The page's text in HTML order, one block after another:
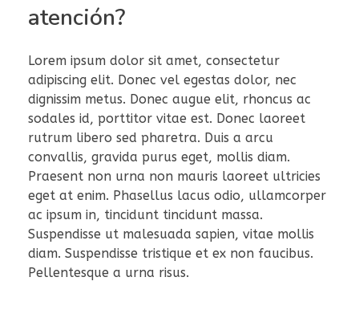
atención?
Lorem ipsum dolor sit amet, consectetur
adipiscing elit. Donec vel egestas dolor, nec
dignissim metus. Donec augue elit, rhoncus ac
sodales id, porttitor vitae est. Donec laoreet
rutrum libero sed pharetra. Duis a arcu
convallis, gravida purus eget, mollis diam.
Praesent non urna non mauris laoreet ultricies
eget at enim. Phasellus lacus odio, ullamcorper
ac ipsum in, tincidunt tincidunt massa.
Suspendisse ut malesuada sapien, vitae mollis
diam. Suspendisse tristique et ex non faucibus.
Pellentesque a urna risus.